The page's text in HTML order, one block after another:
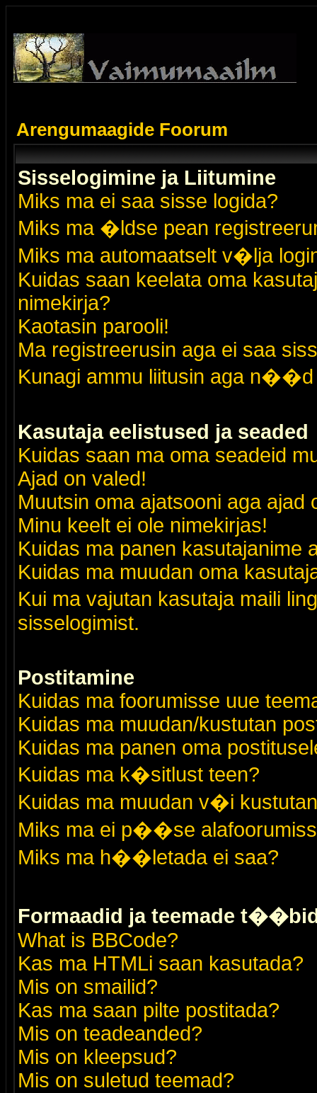
Arengumaagide Foorum
Sisselogimine ja Liitumine
Miks ma ei saa sisse logida?
Miks ma �ldse pean
Miks ma automaatselt v�lja
Kuidas saan keelata oma
nimekirja?
Kaotasin parooli!
Ma registreerusin aga ei saa
Kunagi ammu liitusin aga n��d
Kasutaja eelistused ja seaded
Kuidas saan ma oma seadeid
Ajad on valed!
Muutsin oma ajatsooni aga ajad
Minu keelt ei ole nimekirjas!
Kuidas ma panen kasutajanime
Kuidas ma muudan oma
Kui ma vajutan kasutaja maili
sisselogimist.
Postitamine
Kuidas ma foorumisse uue
Kuidas ma muudan/kustutan
Kuidas ma panen oma
Kuidas ma k�sitlust teen?
Kuidas ma muudan v�i
Miks ma ei p��se
Miks ma h��letada ei saa?
Formaadid ja teemade
What is BBCode?
Kas ma HTMLi saan kasutada?
Mis on smailid?
Kas ma saan pilte postitada?
Mis on teadeanded?
Mis on kleepsud?
Mis on suletud teemad?